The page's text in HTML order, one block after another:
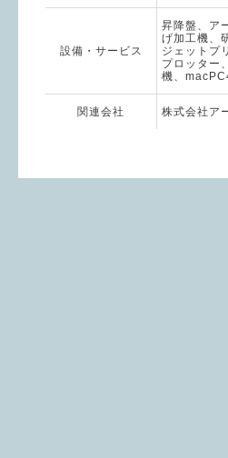
設備・サービス
昇降盤、ア
げ加工機、
ジェットプ
プロッター
機、
関連会社 株式会社ア